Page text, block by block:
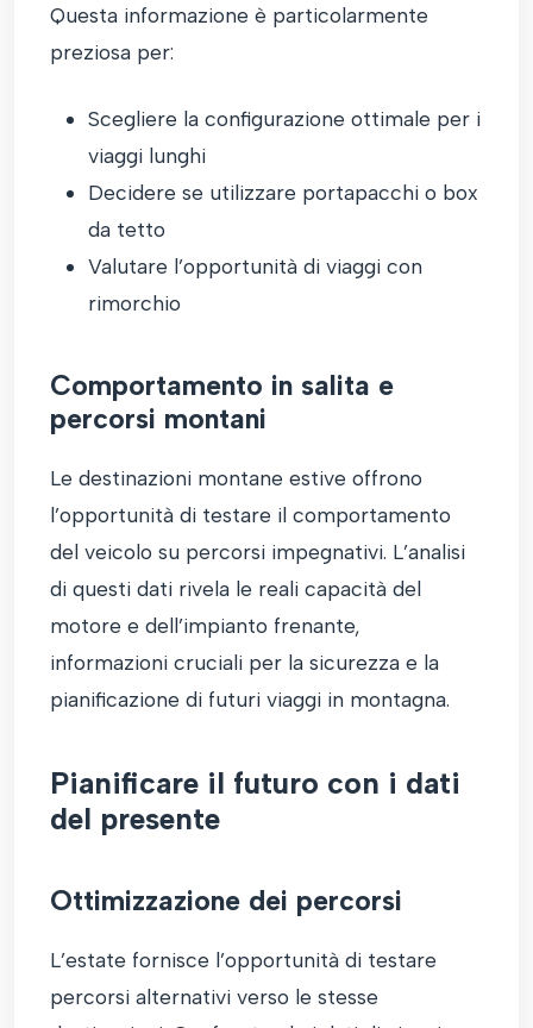
Questa informazione è particolarmente
preziosa per:
Scegliere la configurazione ottimale per i
viaggi lunghi
Decidere se utilizzare portapacchi o box
da tetto
Valutare l’opportunità di viaggi con
rimorchio
Comportamento in salita e
percorsi montani
Le destinazioni montane estive offrono
l’opportunità di testare il comportamento
del veicolo su percorsi impegnativi. L’analisi
di questi dati rivela le reali capacità del
motore e dell’impianto frenante,
informazioni cruciali per la sicurezza e la
pianificazione di futuri viaggi in montagna.
Pianificare il futuro con i dati
del presente
Ottimizzazione dei percorsi
L’estate fornisce l’opportunità di testare
percorsi alternativi verso le stesse